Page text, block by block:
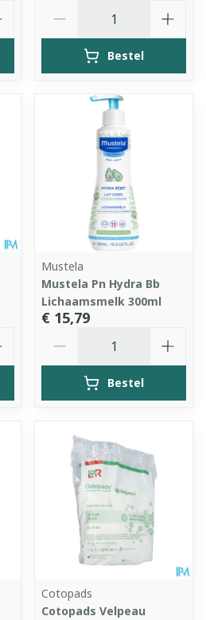
Bestel
Mustela
Mustela Pn Hydra Bb
Lichaamsmelk 300ml
€ 15,79
Bestel
Cotopads
Cotopads Velpeau